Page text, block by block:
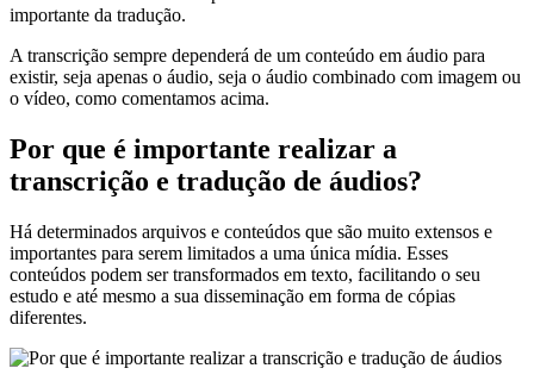
importante da tradução.
A transcrição sempre dependerá de um conteúdo em áudio para
existir, seja apenas o áudio, seja o áudio combinado com imagem ou
o vídeo, como comentamos acima.
Por que é importante realizar a
transcrição e tradução de áudios?
Há determinados arquivos e conteúdos que são muito extensos e
importantes para serem limitados a uma única mídia. Esses
conteúdos podem ser transformados em texto, facilitando o seu
estudo e até mesmo a sua disseminação em forma de cópias
diferentes.